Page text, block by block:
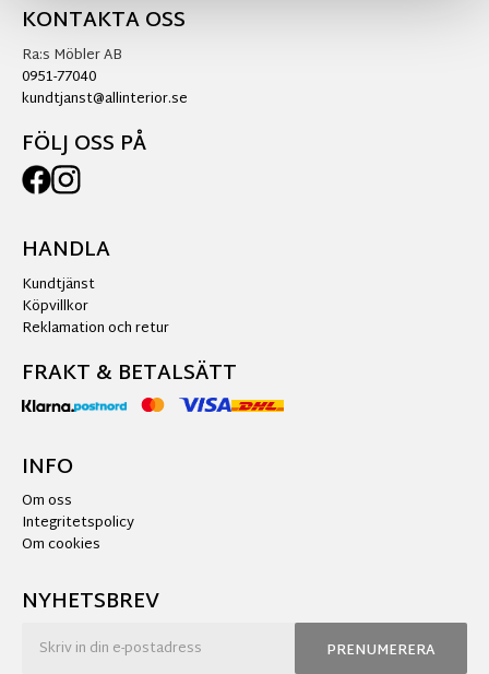
KONTAKTA OSS
Ra:s Möbler AB
0951-77040
kundtjanst@allinterior.se
FÖLJ OSS PÅ
HANDLA
Kundtjänst
Köpvillkor
Reklamation och retur
FRAKT & BETALSÄTT
INFO
Om oss
Integritetspolicy
Om cookies
NYHETSBREV
PRENUMERERA